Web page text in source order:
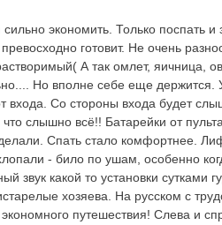
экономить. Только поспать
готовит. Не очень
А так омлет, яичница,
Но вполне себе еще держится.
входа. Со стороны входа будет
слышно всё!! Батарейки от
Спать стало комфортнее.
- било по ушам, особенно
звук какой то установки сутками
хозяева. На русском с
путешествия! Слева и